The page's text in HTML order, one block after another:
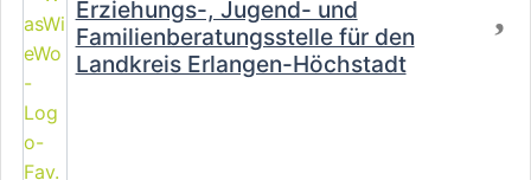
Erziehungs-, Jugend- und
Familienberatungsstelle für den
Landkreis Erlangen-Höchstadt